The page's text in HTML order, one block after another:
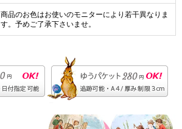
商品のお色はお使いのモニターにより若干異なりま
す。予めご了承下さいませ。